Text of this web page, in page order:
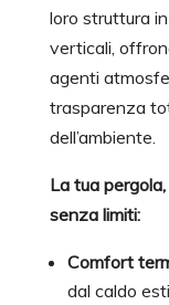
loro struttura
verticali,
agenti
trasparenza
dell’ambiente.
La tua
senza limiti:
Comfort
dal caldo